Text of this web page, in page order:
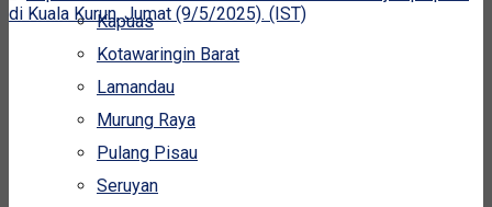
Kapuas
Kotawaringin Barat
Lamandau
Murung Raya
Pulang Pisau
Seruyan